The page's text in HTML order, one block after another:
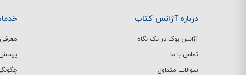
درباره آژانس کتاب
آژانس بوک در یک نگاه
تماس با ما
سوالات متداول
پرسش